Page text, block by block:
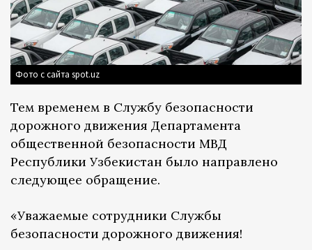
Фото с сайта spot.uz
Тем временем в Службу безопасности
дорожного движения Департамента
общественной безопасности МВД
Республики Узбекистан было направлено
следующее обращение.
«Уважаемые сотрудники Службы
безопасности дорожного движения!